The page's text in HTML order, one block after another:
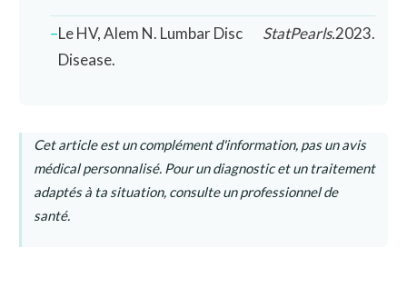
Le HV, Alem N. Lumbar Disc
Disease.
StatPearls.2023.
Cet article est un complément d'information, pas un avis
médical personnalisé. Pour un diagnostic et un traitement
adaptés à ta situation, consulte un professionnel de
santé.